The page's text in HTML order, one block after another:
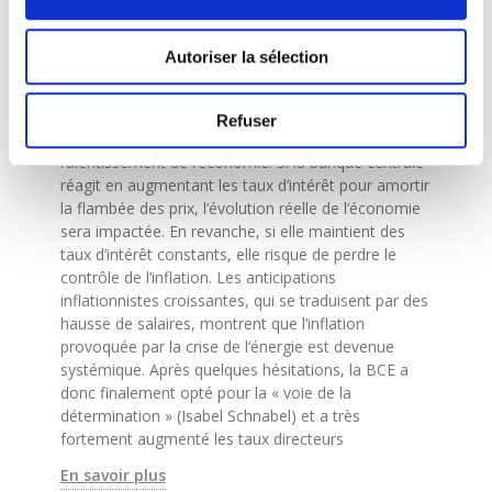
Autoriser la sélection
Refuser
D’autre part, elle est confrontée à un dilemme
quant à la façon de gérer le choc de l’offre
provoqué par l’augmentation des prix de l’énergie.
Ce genre de choc se caractérise en effet par une
ralentissement de l’économie. Si la banque centrale
réagit en augmentant les taux d’intérêt pour amortir
la flambée des prix, l’évolution réelle de l’économie
sera impactée. En revanche, si elle maintient des
taux d’intérêt constants, elle risque de perdre le
contrôle de l’inflation. Les anticipations
inflationnistes croissantes, qui se traduisent par des
hausse de salaires, montrent que l’inflation
provoquée par la crise de l’énergie est devenue
systémique. Après quelques hésitations, la BCE a
donc finalement opté pour la « voie de la
détermination » (Isabel Schnabel) et a très
fortement augmenté les taux directeurs
En savoir plus